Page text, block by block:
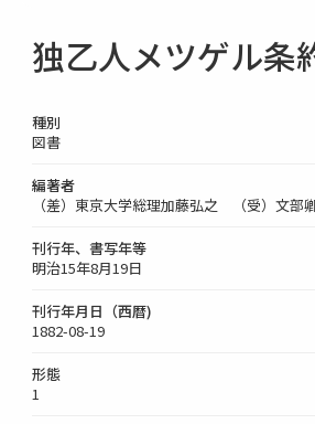
独乙人メツゲル条
種別
図書
編著者
（差）東京大学総理加藤弘之 （受）文部
刊行年、書写年等
明治15年8月19日
刊行年月日（西暦)
1882-08-19
形態
1